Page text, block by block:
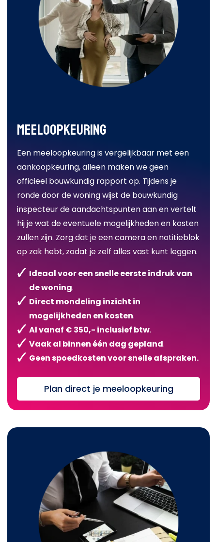
Meeloopkeuring
Een meeloopkeuring is vergelijkbaar met een
aankoopkeuring, alleen maken we geen
officieel bouwkundig rapport op. Tijdens je
ronde door de woning wijst de bouwkundig
inspecteur de aandachtspunten aan en vertelt
hij je wat de eventuele mogelijkheden en kosten
zullen zijn. Zorg dat je een camera en notitieblok
op zak hebt, zodat je zelf alles vast kunt leggen.
Ideaal voor een snelle eerste indruk van
de woning.
Direct mondeling inzicht in
mogelijkheden en kosten.
Al vanaf € 350,- inclusief btw.
Vaak al binnen één dag gepland.
Geen spoedkosten voor snelle afspraken.
Plan direct je meeloopkeuring